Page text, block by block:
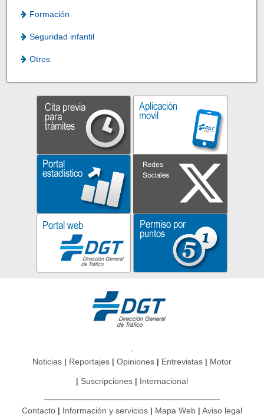
Formación
Seguridad infantil
Otros
Noticias Reportajes Opiniones Entrevistas Motor
Suscripciones Internacional
Contacto Información y servicios Mapa Web Aviso legal